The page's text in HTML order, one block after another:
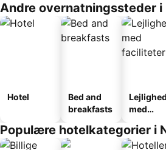
Andre overnatningssteder
Hotel
Bed and
breakfasts
Lejlighed
med
Populære hotelkategorier i